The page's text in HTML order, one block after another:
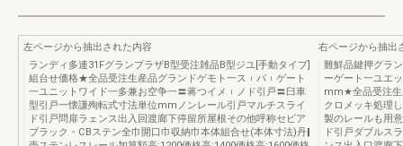
左ページから抽出された内容
ランディ多連31FグランプラザB型受注雑品B型ジユ[手動タイプ]
組台せ価格★全品受注生産品グランドゲモト一ス︲パ︲ゲート
一ユニットワイド一多兼お空争一〓蒋つイメ︲ノド引戸〓臼車
型引戸一懐謙殉転式寸法単位mmノンレール引戸マルチスライ
ド引戸問扉ラェンス出入回渡廊下停留所屋根その他呼称セビア
ブラック・CBステン全巾開口巾収納巾本体組合せ(本体寸法)丹‖
右ページから抽出
難鮮品鍵押グラ
ーゲート一ユエ
mm★全品受注生
クロメッキ処理
製のレールも用
ド引戸ダブルス